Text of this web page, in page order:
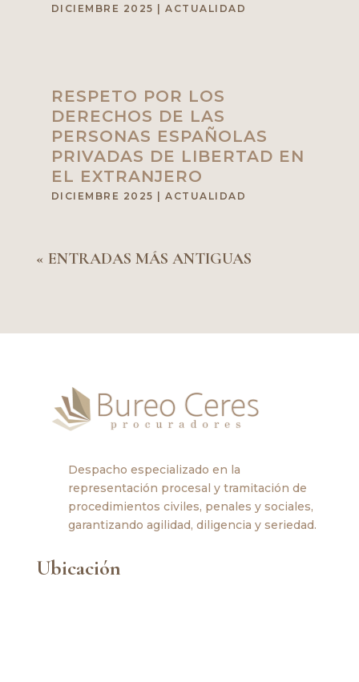
DICIEMBRE 2025 |ACTUALIDAD
RESPETO POR LOS
DERECHOS DE LAS
PERSONAS ESPAÑOLAS
PRIVADAS DE LIBERTAD EN
EL EXTRANJERO
DICIEMBRE 2025 |ACTUALIDAD
« ENTRADAS MÁS ANTIGUAS
Despacho especializado en la
representación procesal y tramitación de
procedimientos civiles, penales y sociales,
garantizando agilidad, diligencia y seriedad.
Ubicación